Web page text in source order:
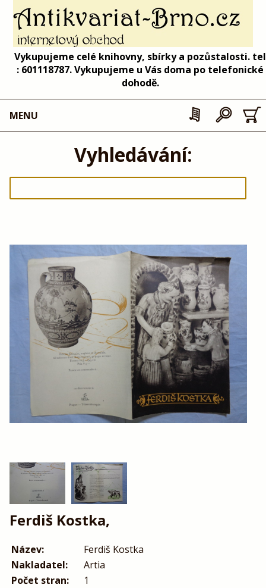
Vykupujeme celé knihovny, sbírky a pozůstalosti. tel
: 601118787. Vykupujeme u Vás doma po telefonické
dohodě.
MENU
Vyhledávání:
Ferdiš Kostka,
Název:
Ferdiš Kostka
Nakladatel:
Artia
Počet stran:
1